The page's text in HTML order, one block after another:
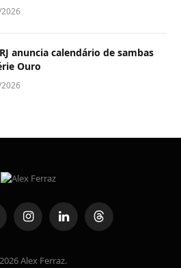
anuncia calendário de sambas
Ouro
InstagramLinkedInThreads
Alex Ferraz.